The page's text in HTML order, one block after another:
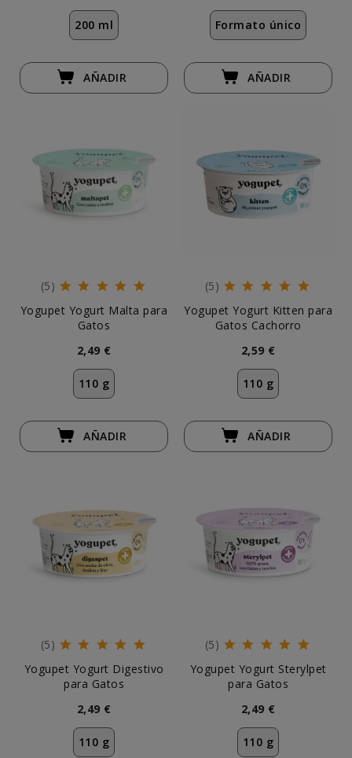
200 ml
AÑADIR
Formato único
AÑADIR
(5)
Yogupet Yogurt Malta para
Gatos
2,49 €
110 g
AÑADIR
(5)
Yogupet Yogurt Kitten para
Gatos Cachorro
2,59 €
110 g
AÑADIR
(5)
Yogupet Yogurt Digestivo
para Gatos
2,49 €
110 g
(5)
Yogupet Yogurt Sterylpet
para Gatos
2,49 €
110 g